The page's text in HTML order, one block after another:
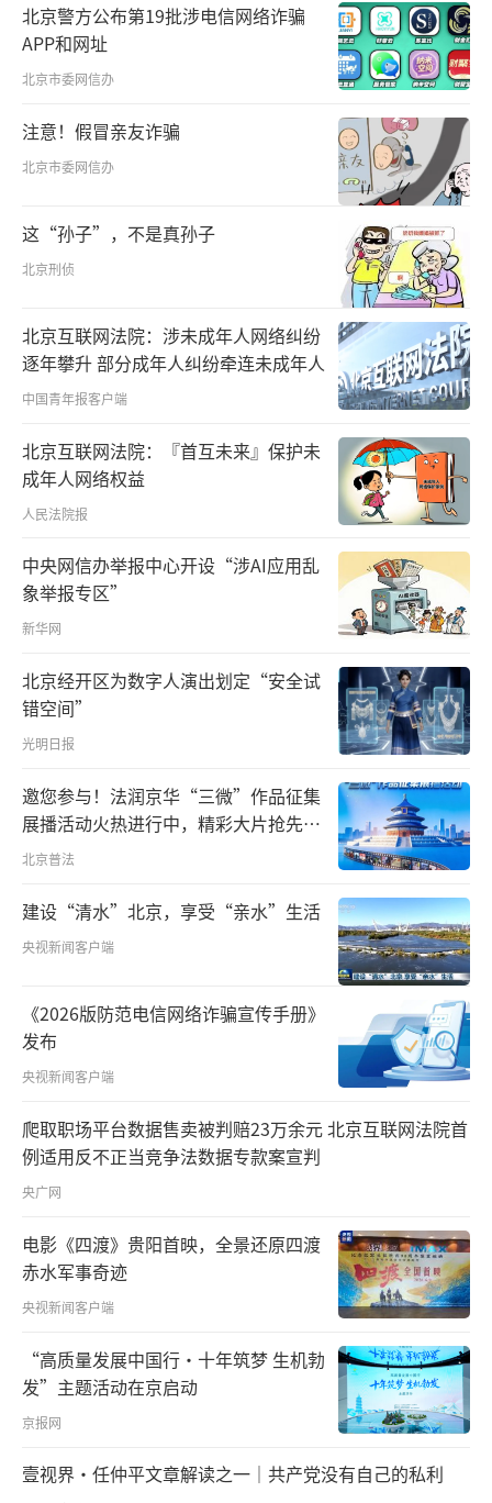
北京警方公布第19批涉电信网络诈骗
APP和网址
北京市委网信办
注意！假冒亲友诈骗
北京市委网信办
这“孙子”，不是真孙子
北京刑侦
北京互联网法院：涉未成年人网络纠纷
逐年攀升 部分成年人纠纷牵连未成年人
中国青年报客户端
北京互联网法院：『首互未来』保护未
成年人网络权益
人民法院报
中央网信办举报中心开设“涉AI应用乱
象举报专区”
新华网
北京经开区为数字人演出划定“安全试
错空间”
光明日报
邀您参与！法润京华“三微”作品征集
展播活动火热进行中，精彩大片抢先看
～
北京普法
建设“清水”北京，享受“亲水”生活
央视新闻客户端
《2026版防范电信网络诈骗宣传手册》
发布
央视新闻客户端
爬取职场平台数据售卖被判赔23万余元 北京互联网法院首
例适用反不正当竞争法数据专款案宣判
央广网
电影《四渡》贵阳首映，全景还原四渡
赤水军事奇迹
央视新闻客户端
“高质量发展中国行·十年筑梦 生机勃
发”主题活动在京启动
京报网
壹视界·任仲平文章解读之一｜共产党没有自己的私利